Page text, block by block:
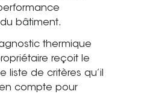
bâtiment.
thermique
reçoit le
liste de critères qu’il
compte pour